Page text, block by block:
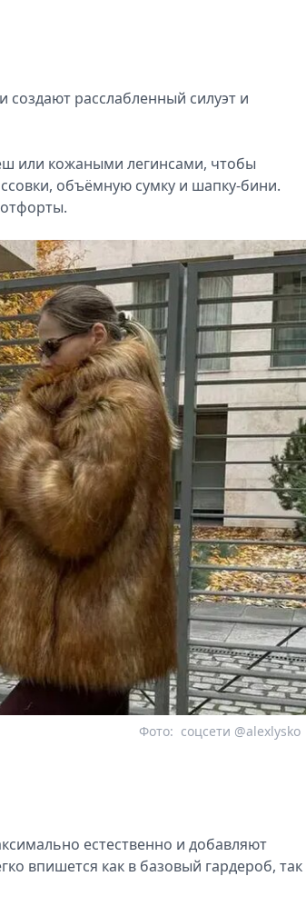
расслабленный силуэт и
или кожаными легинсами, чтобы
объёмную сумку и шапку-бини.
соцсети @alexlysko
Фото:
естественно и добавляют
впишется как в базовый гардероб, так